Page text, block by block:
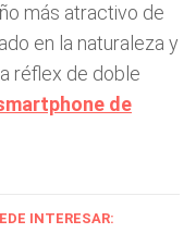
más atractivo de
en la naturaleza y
réflex de doble
de
INTERESAR: